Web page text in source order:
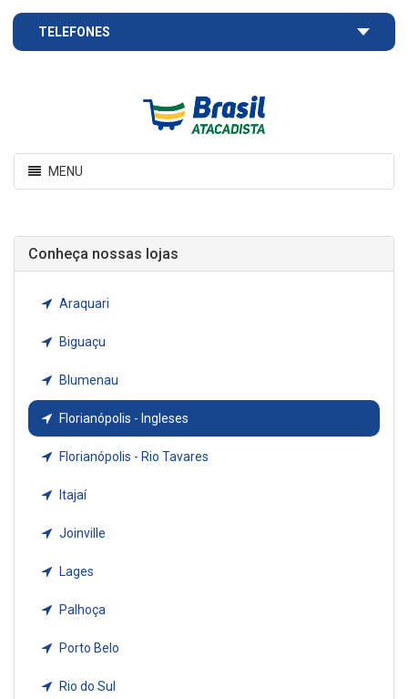
TELEFONES
Atacadista
Toggle
navigation
MENU
Conheça nossas lojas
Araquari
Biguaçu
Blumenau
Florianópolis - Ingleses
Florianópolis - Rio Tavares
Itajaí
Joinville
Lages
Palhoça
Porto Belo
Rio do Sul